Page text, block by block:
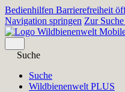
Bedienhilfen Barrierefreiheit
Navigation springen Zur
Suche
Suche
Wildbienenwelt PLUS